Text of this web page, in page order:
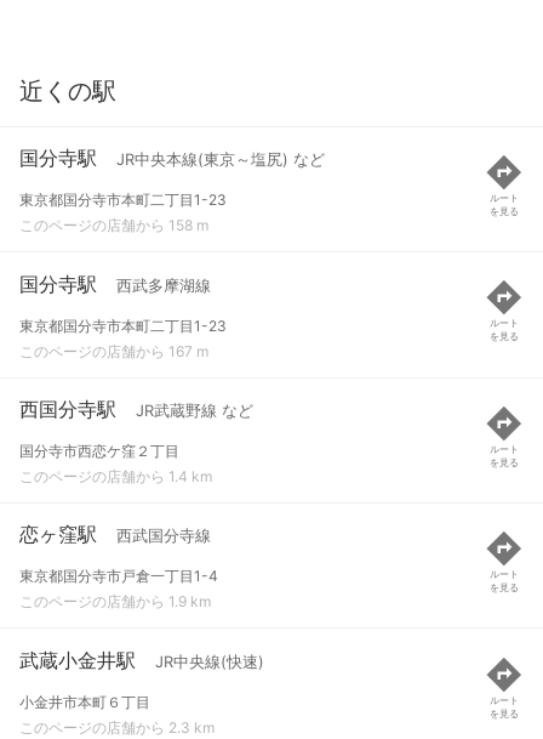
近くの駅
国分寺駅 JR中央本線(東京～塩尻) など
東京都国分寺市本町二丁目1-23
このページの店舗から 158 m
ルート
を見る
国分寺駅 西武多摩湖線
東京都国分寺市本町二丁目1-23
このページの店舗から 167 m
ルート
を見る
西国分寺駅 JR武蔵野線 など
国分寺市西恋ケ窪２丁目
このページの店舗から 1.4 km
ルート
を見る
恋ヶ窪駅 西武国分寺線
東京都国分寺市戸倉一丁目1-4
このページの店舗から 1.9 km
ルート
を見る
武蔵小金井駅 JR中央線(快速)
小金井市本町６丁目
このページの店舗から 2.3 km
ルート
を見る